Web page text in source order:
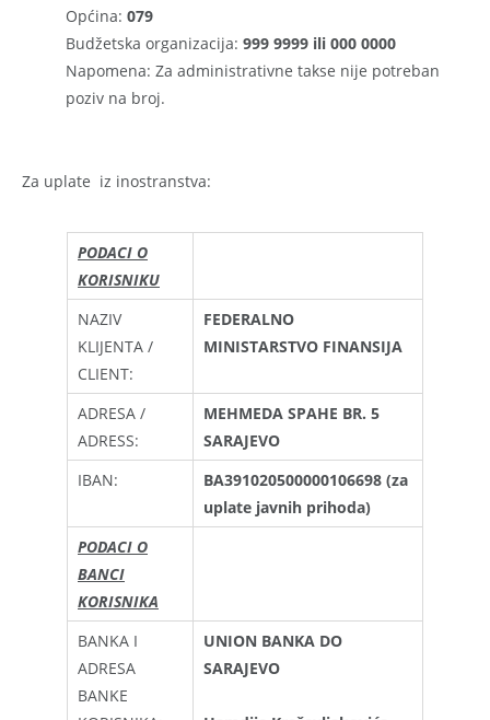
Općina: 079
Budžetska organizacija: 999 9999 ili 000 0000
Napomena: Za administrativne takse nije potreban
poziv na broj.
Za uplate iz inostranstva:
PODACI O
KORISNIKU
NAZIV
KLIJENTA /
CLIENT:
FEDERALNO
MINISTARSTVO FINANSIJA
ADRESA /
ADRESS:
MEHMEDA SPAHE BR. 5
SARAJEVO
IBAN:
BA391020500000106698 (za
uplate javnih prihoda)
PODACI O
BANCI
KORISNIKA
BANKA I
ADRESA
BANKE
UNION BANKA DO
SARAJEVO